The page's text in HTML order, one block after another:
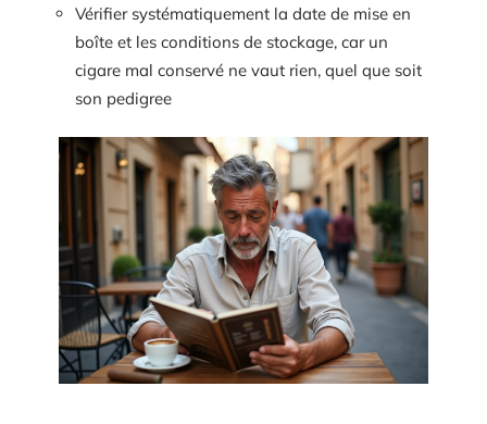
Vérifier systématiquement la date de mise en
boîte et les conditions de stockage, car un
cigare mal conservé ne vaut rien, quel que soit
son pedigree